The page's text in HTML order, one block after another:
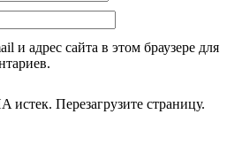
и адрес сайта в этом браузере для
Перезагрузите страницу.